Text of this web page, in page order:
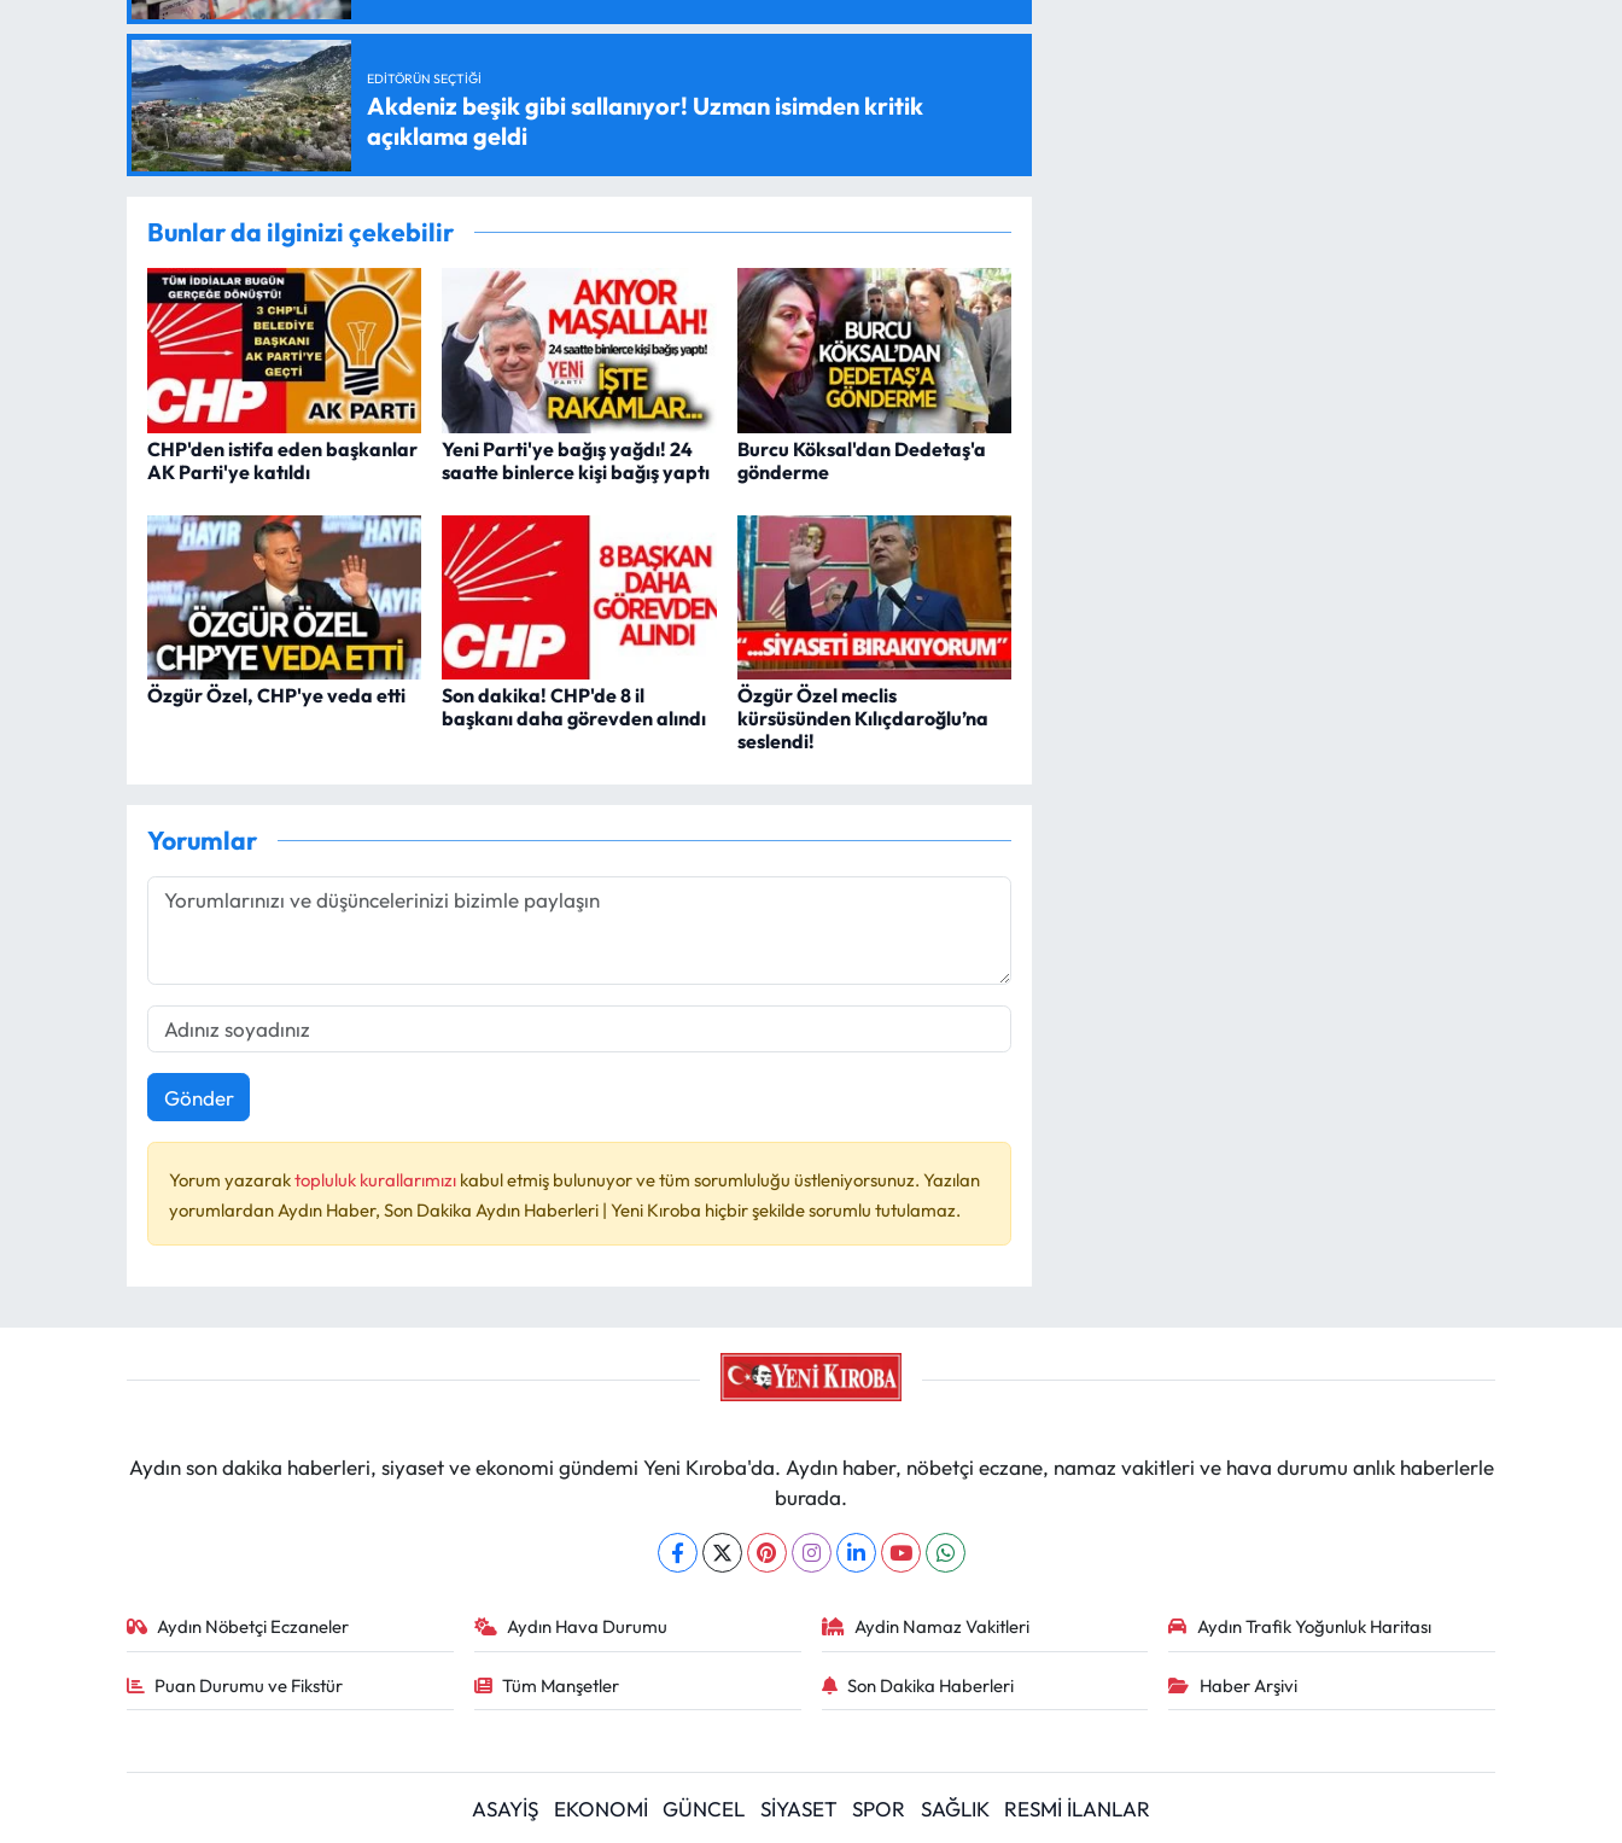
EDITÖRÜN SEÇTIĞI
Akdeniz beşik gibi sallanıyor! Uzman isimden kritik
açıklama geldi
Bunlar da ilginizi çekebilir
CHP'den istifa eden başkanlar
AK Parti'ye katıldı
Yeni Parti'ye bağış yağdı! 24
saatte binlerce kişi bağış yaptı
Burcu Köksal'dan Dedetaş'a
gönderme
Özgür Özel, CHP'ye veda etti
Son dakika! CHP'de 8 il
başkanı daha görevden alındı
Özgür Özel meclis
kürsüsünden Kılıçdaroğlu’na
seslendi!
Yorumlar
Gönder
Yorum yazaraktopluluk kurallarımızı kabul etmiş bulunuyor ve tüm sorumluluğu üstleniyorsunuz. Yazılan
yorumlardan Aydın Haber, Son Dakika Aydın Haberleri | Yeni Kıroba hiçbir şekilde sorumlu tutulamaz.
Aydın son dakika haberleri, siyaset ve ekonomi gündemi Yeni Kıroba'da. Aydın haber, nöbetçi eczane, namaz vakitleri ve hava durumu anlık haberlerle
burada.
Aydın Nöbetçi Eczaneler Aydın Hava Durumu Aydin Namaz Vakitleri Aydın Trafik Yoğunluk Haritası
Puan Durumu ve Fikstür Tüm Manşetler Son Dakika Haberleri Haber Arşivi
ASAYİŞ EKONOMİ GÜNCEL SİYASET SPOR SAĞLIK RESMİ İLANLAR